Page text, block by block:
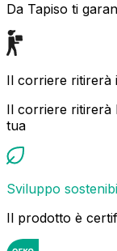
Da Tapiso ti
Il corriere ritirerà
Il corriere ritirerà
tua
Sviluppo
Il prodotto è